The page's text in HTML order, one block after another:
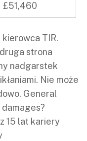
£51,460
kierowca TIR.
strona
nadgarstek
Nie może
General
15 lat kariery